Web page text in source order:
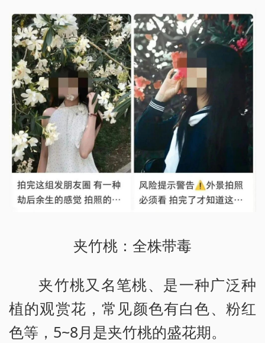
夹竹桃：全株带毒
夹竹桃又名笔桃、是一种广泛种
植的观赏花，常见颜色有白色、粉红
色等，5~8月是夹竹桃的盛花期。